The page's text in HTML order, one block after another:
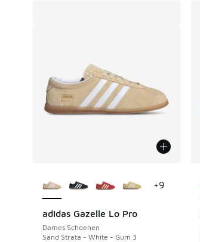
adidas Gazelle Lo Pro
Dames Schoenen
Sand Strata - White - Gum 3
+9